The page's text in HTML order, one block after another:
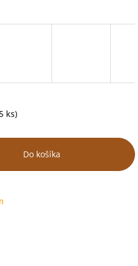
ks)
Do košíka